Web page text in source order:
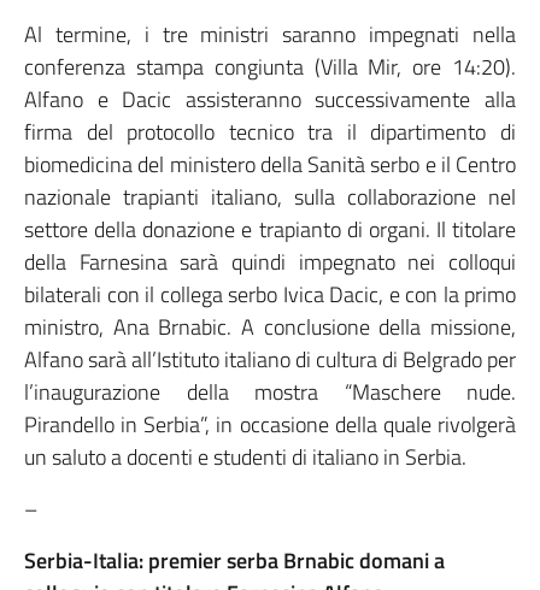
Al termine, i tre ministri saranno impegnati nella
conferenza stampa congiunta (Villa Mir, ore 14:20).
Alfano e Dacic assisteranno successivamente alla
firma del protocollo tecnico tra il dipartimento di
biomedicina del ministero della Sanità serbo e il Centro
nazionale trapianti italiano, sulla collaborazione nel
settore della donazione e trapianto di organi. Il titolare
della Farnesina sarà quindi impegnato nei colloqui
bilaterali con il collega serbo Ivica Dacic, e con la primo
ministro, Ana Brnabic. A conclusione della missione,
Alfano sarà all’Istituto italiano di cultura di Belgrado per
l’inaugurazione della mostra “Maschere nude.
Pirandello in Serbia”, in occasione della quale rivolgerà
un saluto a docenti e studenti di italiano in Serbia.
–
Serbia-Italia: premier serba Brnabic domani a